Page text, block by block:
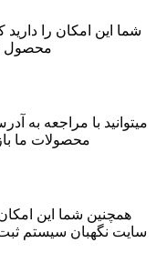
شما این امکان را
محصول
میتوانید با مراجعه
محصولات ما
همچنین شما این
سایت نگهبان سیستم